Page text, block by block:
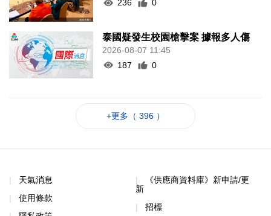
236
0
泰國疑發生校園槍擊案 據報多人傷
2026-08-07 11:45
187
0
+更多（ 396 ）
天氣消息
使用條款
《供應商資料庫》新申請/更
新
招標